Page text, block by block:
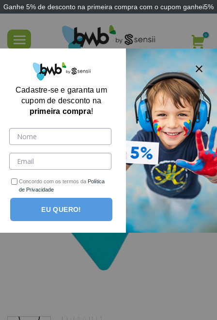
Ganhe 5% de desconto na primeira compra com o cupom ganhei5%
content
Colar Mordedor Terapêutico ParaBite
Pequeno
-17%
Cadastre-se e garanta um
cupom de desconto na
primeira compra!
Concordo com os termos da Política
de Privacidade
EU QUERO!